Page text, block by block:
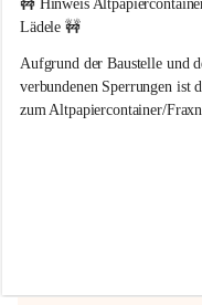
r
a
e
r
n
🚧 Hinweis
Lädele 🚧
Aufgrund der Baustelle und
verbundenen Sperrungen ist
zum Altpapiercontainer/
Hilfsbereitschaft!